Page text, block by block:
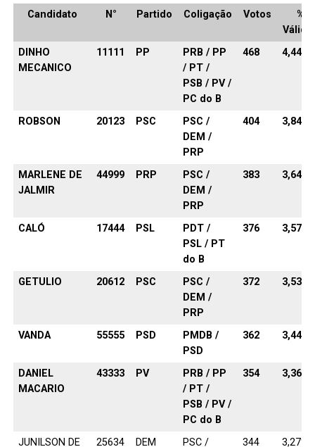
Candidato N° Partido Coligação Votos
%
DINHO
MECANICO
11111 PP
PRB / PP
/ PT /
PSB / PV /
PC do B
468 4,44%
ROBSON 20123 PSC
PSC /
DEM /
PRP
404 3,84%
MARLENE DE
JALMIR
44999 PRP
PSC /
DEM /
PRP
383 3,64%
CALÓ 17444 PSL
PDT /
PSL / PT
do B
376 3,57%
GETULIO 20612 PSC
PSC /
DEM /
PRP
372 3,53%
VANDA 55555 PSD
PMDB /
PSD
362 3,44%
DANIEL
MACARIO
43333 PV
PRB / PP
/ PT /
PSB / PV /
PC do B
354 3,36%
JUNILSON DE 25634 DEM PSC / 344 3,27%